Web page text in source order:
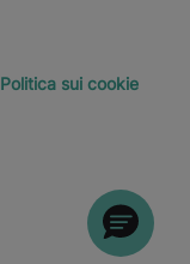
Politica sui cookie